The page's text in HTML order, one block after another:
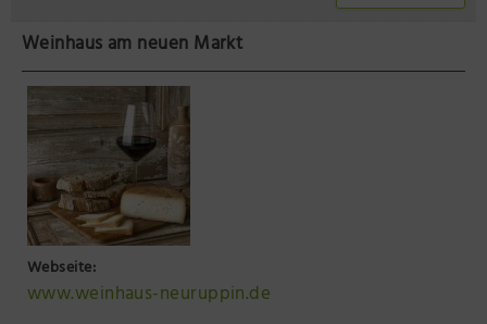
Weinhaus am neuen Markt
Webseite:
www.weinhaus-neuruppin.de